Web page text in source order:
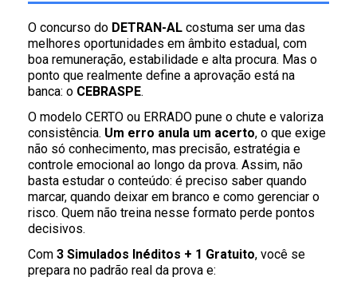
O concurso do DETRAN-AL costuma ser uma das
melhores oportunidades em âmbito estadual, com
boa remuneração, estabilidade e alta procura. Mas o
ponto que realmente define a aprovação está na
banca: o CEBRASPE.
O modelo CERTO ou ERRADO pune o chute e valoriza
consistência. Um erro anula um acerto, o que exige
não só conhecimento, mas precisão, estratégia e
controle emocional ao longo da prova. Assim, não
basta estudar o conteúdo: é preciso saber quando
marcar, quando deixar em branco e como gerenciar o
risco. Quem não treina nesse formato perde pontos
decisivos.
Com 3 Simulados Inéditos + 1 Gratuito, você se
prepara no padrão real da prova e: